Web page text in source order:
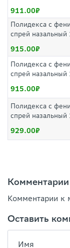
911.00
Полидекса с
спрей назальный
915.00
Полидекса с
спрей назальный
915.00
Полидекса с
спрей назальный
929.00
Комментарии
Комментарии к
Оставить
Имя